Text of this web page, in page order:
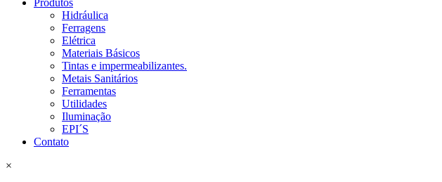
Hidráulica
Ferragens
Elétrica
Materiais Básicos
Tintas e impermeabilizantes.
Metais Sanitários
Ferramentas
Utilidades
Iluminação
EPI´S
Contato
×